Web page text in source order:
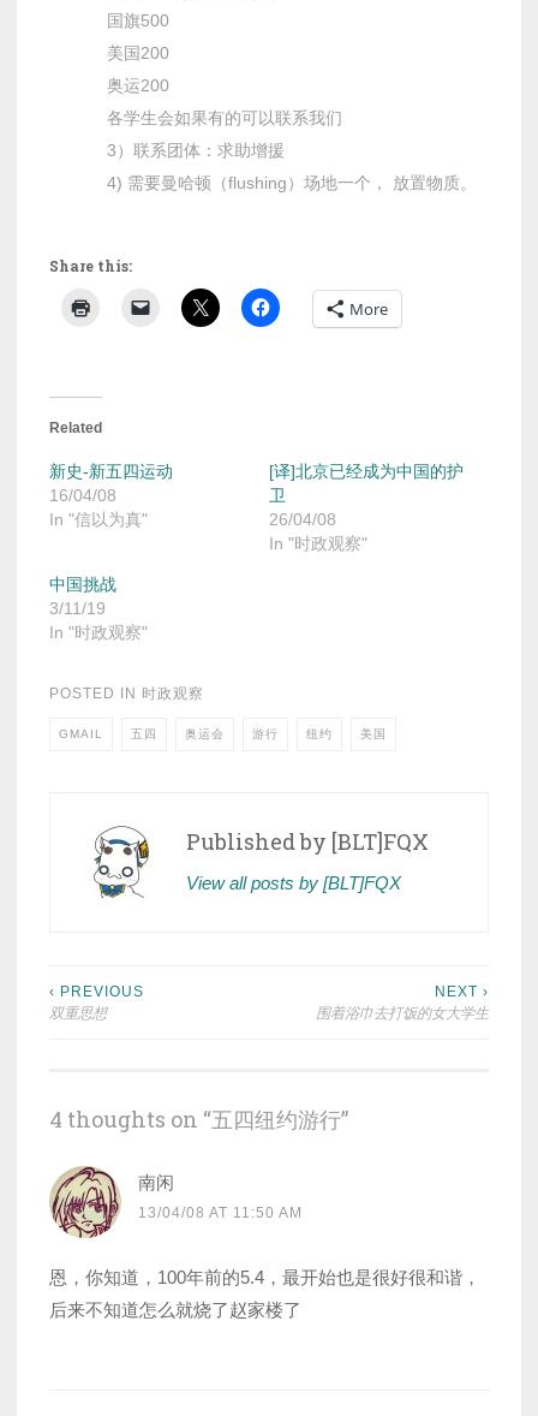
国旗500
美国200
奥运200
各学生会如果有的可以联系我们
3）联系团体：求助增援
4) 需要曼哈顿（flushing）场地一个， 放置物质。
Share this:
More
Related
新史-新五四运动
16/04/08
In "信以为真"
[译]北京已经成为中国的护
卫
26/04/08
In "时政观察"
中国挑战
3/11/19
In "时政观察"
POSTED IN 时政观察
GMAIL 五四 奥运会 游行 纽约 美国
Published by [BLT]FQX
View all posts by [BLT]FQX
Post
‹ PREVIOUS
双重思想
NEXT ›
围着浴巾去打饭的女大学生
4 thoughts on “五四纽约游行”
南闲
13/04/08 AT 11:50 AM
恩，你知道，100年前的5.4，最开始也是很好很和谐，
后来不知道怎么就烧了赵家楼了